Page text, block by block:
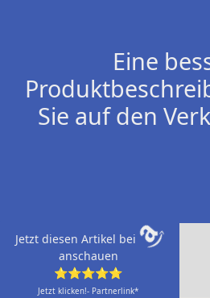
Eine
Sie auf den
Jetzt diesen Artikel bei
anschauen
⭐⭐⭐⭐⭐
Jetzt klicken!- Partnerlink*